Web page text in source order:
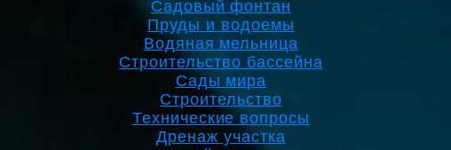
Садовый фонтан
Пруды и водоемы
Водяная мельница
Строительство бассейна
Сады мира
Строительство
Технические вопросы
Дренаж участка